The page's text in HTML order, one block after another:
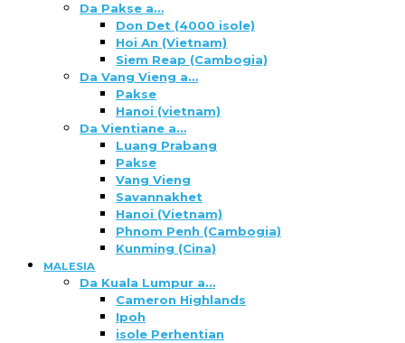
Da Pakse a…
Don Det (4000 isole)
Hoi An (Vietnam)
Siem Reap (Cambogia)
Da Vang Vieng a…
Pakse
Hanoi (vietnam)
Da Vientiane a…
Luang Prabang
Pakse
Vang Vieng
Savannakhet
Hanoi (Vietnam)
Phnom Penh (Cambogia)
Kunming (Cina)
MALESIA
Da Kuala Lumpur a…
Cameron Highlands
Ipoh
isole Perhentian